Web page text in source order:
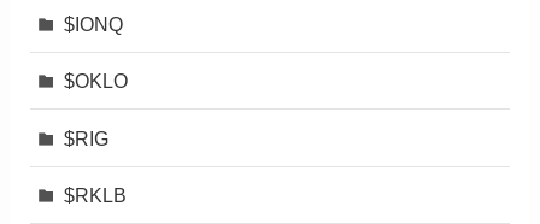
$IONQ
$OKLO
$RIG
$RKLB